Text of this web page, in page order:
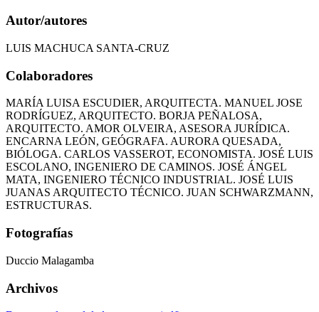
Autor/autores
LUIS MACHUCA SANTA-CRUZ
Colaboradores
MARÍA LUISA ESCUDIER, ARQUITECTA. MANUEL JOSE
RODRÍGUEZ, ARQUITECTO. BORJA PEÑALOSA,
ARQUITECTO. AMOR OLVEIRA, ASESORA JURÍDICA.
ENCARNA LEÓN, GEÓGRAFA. AURORA QUESADA,
BIÓLOGA. CARLOS VASSEROT, ECONOMISTA. JOSÉ LUIS
ESCOLANO, INGENIERO DE CAMINOS. JOSÉ ÁNGEL
MATA, INGENIERO TÉCNICO INDUSTRIAL. JOSÉ LUIS
JUANAS ARQUITECTO TÉCNICO. JUAN SCHWARZMANN,
ESTRUCTURAS.
Fotografías
Duccio Malagamba
Archivos